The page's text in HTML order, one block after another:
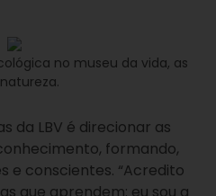
no museu da vida, as
da LBV é direcionar as
formando,
e conscientes. “Acredito